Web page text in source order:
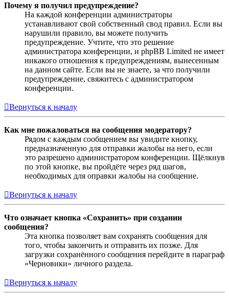
Почему я получил предупреждение?
На каждой конференции администраторы
устанавливают свой собственный свод правил. Если вы
нарушили правило, вы можете получить
предупреждение. Учтите, что это решение
администратора конференции, и phpBB Limited не имеет
никакого отношения к предупреждениям, вынесенным
на данном сайте. Если вы не знаете, за что получили
предупреждение, свяжитесь с администратором
конференции.
Вернуться к началу
Как мне пожаловаться на сообщения модератору?
Рядом с каждым сообщением вы увидите кнопку,
предназначенную для отправки жалобы на него, если
это разрешено администратором конференции. Щёлкнув
по этой кнопке, вы пройдёте через ряд шагов,
необходимых для оправки жалобы на сообщение.
Вернуться к началу
Что означает кнопка «Сохранить» при создании
сообщения?
Эта кнопка позволяет вам сохранять сообщения для
того, чтобы закончить и отправить их позже. Для
загрузки сохранённого сообщения перейдите в параграф
«Черновики» личного раздела.
Вернуться к началу